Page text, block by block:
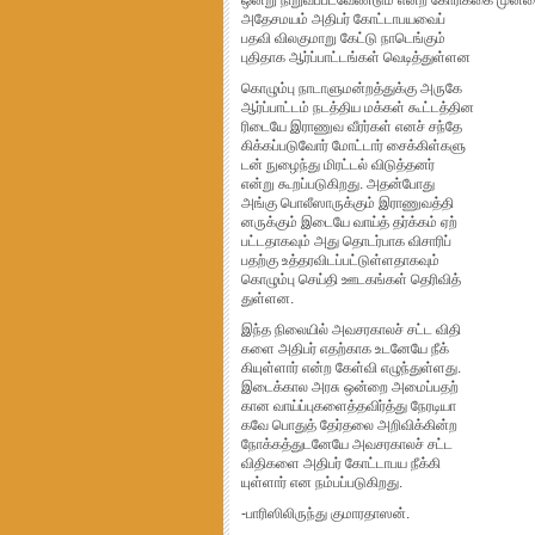
அதேசமயம் அதிபர் கோட்டாபயவைப்
பதவி விலகுமாறு கேட்டு நாடெங்கும்
புதிதாக ஆர்ப்பாட்டங்கள் வெடித்துள்ளன
கொழும்பு நாடாளுமன்றத்துக்கு அருகே
ஆர்ப்பாட்டம் நடத்திய மக்கள் கூட்டத்தின
ரிடையே இராணுவ வீரர்கள் எனச் சந்தே
கிக்கப்படுவோர் மோட்டார் சைக்கிள்களு
டன் நுழைந்து மிரட்டல் விடுத்தனர்
என்று கூறப்படுகிறது. அதன்போது
அங்கு பொலீஸாருக்கும் இராணுவத்தி
னருக்கும் இடையே வாய்த் தர்க்கம் ஏற்
பட்டதாகவும் அது தொடர்பாக விசாரிப்
பதற்கு உத்தரவிடப்பட்டுள்ளதாகவும்
கொழும்பு செய்தி ஊடகங்கள் தெரிவித்
துள்ளன.
இந்த நிலையில் அவசரகாலச் சட்ட விதி
களை அதிபர் எதற்காக உடனேயே நீக்
கியுள்ளார் என்ற கேள்வி எழுந்துள்ளது.
இடைக்கால அரசு ஒன்றை அமைப்பதற்
கான வாய்ப்புகளைத்தவிர்த்து நேரடியா
கவே பொதுத் தேர்தலை அறிவிக்கின்ற
நோக்கத்துடனேயே அவசரகாலச் சட்ட
விதிகளை அதிபர் கோட்டாபய நீக்கி
யுள்ளார் என நம்பப்படுகிறது.
-பாரிஸிலிருந்து குமாரதாஸன்.